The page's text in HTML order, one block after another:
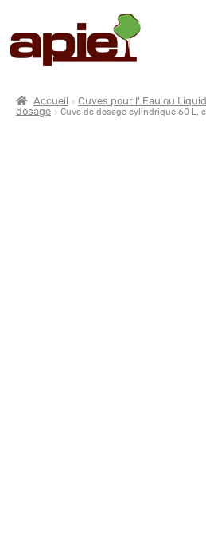
Accueil Cuves pour l' Eau ou
dosage
Cuve de dosage cylindrique 60 L,